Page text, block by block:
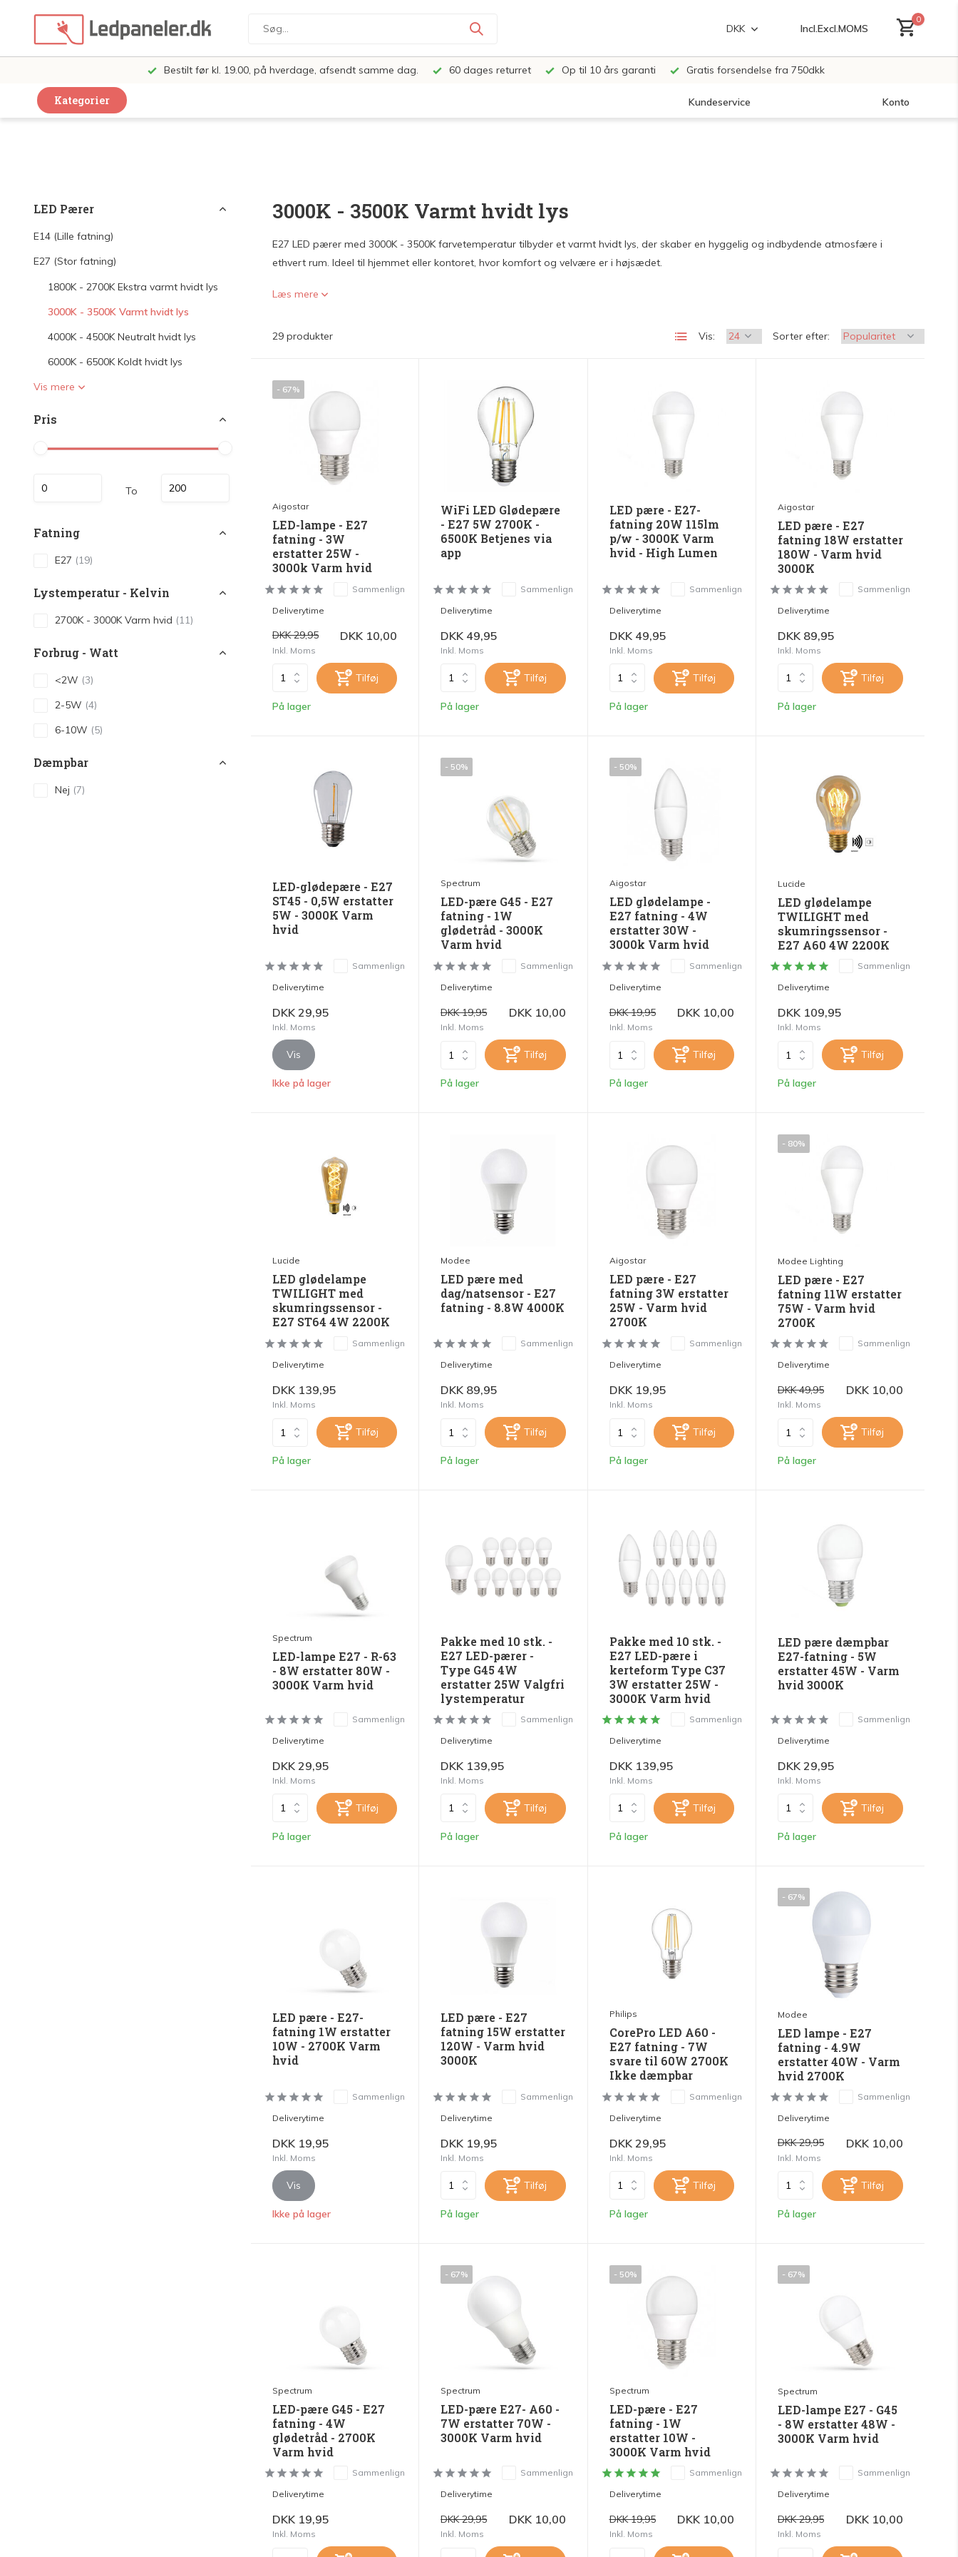
DKK Incl.Excl.MOMS
0
Bestilt før kl. 19.00, på hverdage, afsendt samme dag. 60 dages returret Op til 10 års garanti Gratis forsendelse fra 750dkk
Kategorier Kundeservice Konto
Installationsmateriale og tilbehør
LED Pærer
E14 (Lille fatning)
E27 (Stor fatning)
1800K - 2700K Ekstra varmt hvidt lys
3000K - 3500K Varmt hvidt lys
4000K - 4500K Neutralt hvidt lys
6000K - 6500K Koldt hvidt lys
Vis mere
Pris
To
Fatning
E27 (19)
Lystemperatur - Kelvin
2700K - 3000K Varm hvid (11)
Forbrug - Watt
<2W (3)
2-5W (4)
6-10W (5)
Dæmpbar
Nej (7)
3000K - 3500K Varmt hvidt lys
E27 LED pærer med 3000K - 3500K farvetemperatur tilbyder et varmt hvidt lys, der skaber en hyggelig og indbydende atmosfære i
ethvert rum. Ideel til hjemmet eller kontoret, hvor komfort og velvære er i højsædet.
Læs mere
29 produkter Vis: Sorter efter:
- 67%
Aigostar
LED-lampe - E27
fatning - 3W
erstatter 25W -
3000k Varm hvid
Sammenlign
Deliverytime
DKK 29,95 DKK 10,00
Inkl. Moms
Tilføj
På lager
WiFi LED Glødepære
- E27 5W 2700K -
6500K Betjenes via
app
Sammenlign
Deliverytime
DKK 49,95
Inkl. Moms
Tilføj
På lager
LED pære - E27-
fatning 20W 115lm
p/w - 3000K Varm
hvid - High Lumen
Sammenlign
Deliverytime
DKK 49,95
Inkl. Moms
Tilføj
På lager
Aigostar
LED pære - E27
fatning 18W erstatter
180W - Varm hvid
3000K
Sammenlign
Deliverytime
DKK 89,95
Inkl. Moms
Tilføj
På lager
LED-glødepære - E27
ST45 - 0,5W erstatter
5W - 3000K Varm
hvid
Sammenlign
Deliverytime
DKK 29,95
Inkl. Moms
Vis
Ikke på lager
- 50%
Spectrum
LED-pære G45 - E27
fatning - 1W
glødetråd - 3000K
Varm hvid
Sammenlign
Deliverytime
DKK 19,95 DKK 10,00
Inkl. Moms
Tilføj
På lager
- 50%
Aigostar
LED glødelampe -
E27 fatning - 4W
erstatter 30W -
3000k Varm hvid
Sammenlign
Deliverytime
DKK 19,95 DKK 10,00
Inkl. Moms
Tilføj
På lager
Lucide
LED glødelampe
TWILIGHT med
skumringssensor -
E27 A60 4W 2200K
Sammenlign
Deliverytime
DKK 109,95
Inkl. Moms
Tilføj
På lager
Lucide
LED glødelampe
TWILIGHT med
skumringssensor -
E27 ST64 4W 2200K
Sammenlign
Deliverytime
DKK 139,95
Inkl. Moms
Tilføj
På lager
Modee
LED pære med
dag/natsensor - E27
fatning - 8.8W 4000K
Sammenlign
Deliverytime
DKK 89,95
Inkl. Moms
Tilføj
På lager
Aigostar
LED pære - E27
fatning 3W erstatter
25W - Varm hvid
2700K
Sammenlign
Deliverytime
DKK 19,95
Inkl. Moms
Tilføj
På lager
- 80%
Modee Lighting
LED pære - E27
fatning 11W erstatter
75W - Varm hvid
2700K
Sammenlign
Deliverytime
DKK 49,95 DKK 10,00
Inkl. Moms
Tilføj
På lager
Spectrum
LED-lampe E27 - R-63
- 8W erstatter 80W -
3000K Varm hvid
Sammenlign
Deliverytime
DKK 29,95
Inkl. Moms
Tilføj
På lager
Pakke med 10 stk. -
E27 LED-pærer -
Type G45 4W
erstatter 25W Valgfri
lystemperatur
Sammenlign
Deliverytime
DKK 139,95
Inkl. Moms
Tilføj
På lager
Pakke med 10 stk. -
E27 LED-pære i
kerteform Type C37
3W erstatter 25W -
3000K Varm hvid
Sammenlign
Deliverytime
DKK 139,95
Inkl. Moms
Tilføj
På lager
LED pære dæmpbar
E27-fatning - 5W
erstatter 45W - Varm
hvid 3000K
Sammenlign
Deliverytime
DKK 29,95
Inkl. Moms
Tilføj
På lager
LED pære - E27-
fatning 1W erstatter
10W - 2700K Varm
hvid
Sammenlign
Deliverytime
DKK 19,95
Inkl. Moms
Vis
Ikke på lager
LED pære - E27
fatning 15W erstatter
120W - Varm hvid
3000K
Sammenlign
Deliverytime
DKK 19,95
Inkl. Moms
Tilføj
På lager
Philips
CorePro LED A60 -
E27 fatning - 7W
svare til 60W 2700K
Ikke dæmpbar
Sammenlign
Deliverytime
DKK 29,95
Inkl. Moms
Tilføj
På lager
- 67%
Modee
LED lampe - E27
fatning - 4.9W
erstatter 40W - Varm
hvid 2700K
Sammenlign
Deliverytime
DKK 29,95 DKK 10,00
Inkl. Moms
Tilføj
På lager
Spectrum
LED-pære G45 - E27
fatning - 4W
glødetråd - 2700K
Varm hvid
Sammenlign
Deliverytime
DKK 19,95
Inkl. Moms
- 67%
Spectrum
LED-pære E27- A60 -
7W erstatter 70W -
3000K Varm hvid
Sammenlign
Deliverytime
DKK 29,95 DKK 10,00
Inkl. Moms
- 50%
Spectrum
LED-pære - E27
fatning - 1W
erstatter 10W -
3000K Varm hvid
Sammenlign
Deliverytime
DKK 19,95 DKK 10,00
Inkl. Moms
- 67%
Spectrum
LED-lampe E27 - G45
- 8W erstatter 48W -
3000K Varm hvid
Sammenlign
Deliverytime
DKK 29,95 DKK 10,00
Inkl. Moms